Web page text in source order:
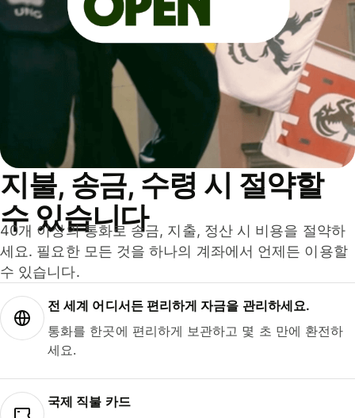
지불, 송금, 수령 시 절약할
수 있습니다
40개 이상의 통화로 송금, 지출, 정산 시 비용을 절약하
세요. 필요한 모든 것을 하나의 계좌에서 언제든 이용할
수 있습니다.
전 세계 어디서든 편리하게 자금을 관리하세요.
통화를 한곳에 편리하게 보관하고 몇 초 만에 환전하
세요.
국제 직불 카드